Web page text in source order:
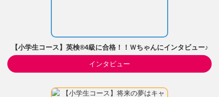
【小学生コース】英検®4級に合格！！Ｗちゃんにインタビュー♪
インタビュー